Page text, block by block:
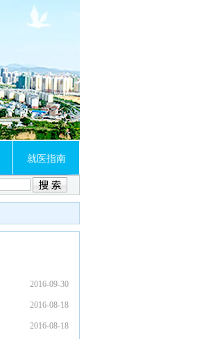
就医指南
2016-09-30
2016-08-18
2016-08-18